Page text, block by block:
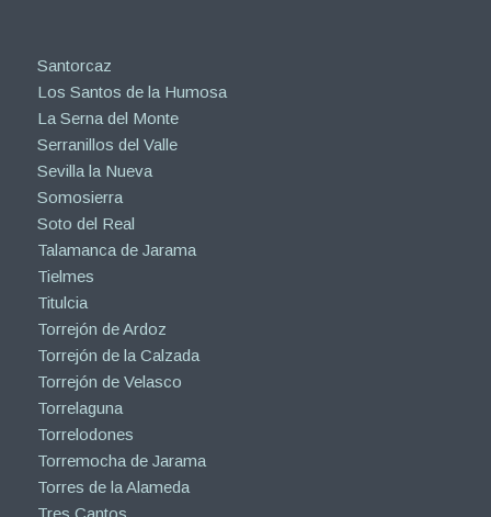
Santorcaz
Los Santos de la Humosa
La Serna del Monte
Serranillos del Valle
Sevilla la Nueva
Somosierra
Soto del Real
Talamanca de Jarama
Tielmes
Titulcia
Torrejón de Ardoz
Torrejón de la Calzada
Torrejón de Velasco
Torrelaguna
Torrelodones
Torremocha de Jarama
Torres de la Alameda
Tres Cantos